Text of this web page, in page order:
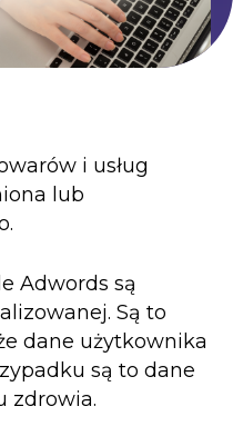
i usług
lub
Adwords są
Są to
dane użytkownika
są to dane
zdrowia.